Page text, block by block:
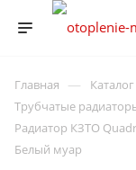
Главная — Каталог
Трубчатые
Радиатор КЗТО
Белый муар